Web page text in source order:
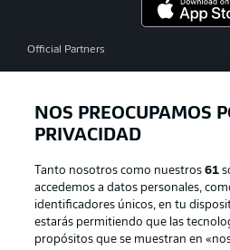
Official Partners
NOS PREOCUPAMOS
PRIVACIDAD
Tanto nosotros como nuestros61
accedemos a datos personales,
identificadores únicos, en tu
estarás permitiendo que las
propósitos que se muestran en